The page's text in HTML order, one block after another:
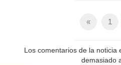
« 1
Los comentarios de la noticia
demasiado